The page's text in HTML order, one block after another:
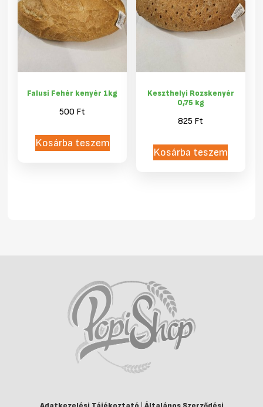
Falusi Fehér kenyér 1kg
500 Ft
Kosárba teszem
Keszthelyi Rozskenyér
0,75 kg
825 Ft
Kosárba teszem